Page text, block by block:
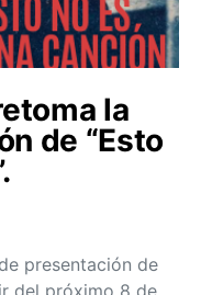
la
de “Esto
presentación de
del próximo 8 de